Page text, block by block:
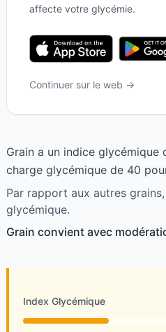
affecte votre glycémie.
Continuer sur le web →
Grain a un indice glycémique
charge glycémique de 40
Par rapport aux autres
glycémique.
Grain convient avec
Index Glycémique